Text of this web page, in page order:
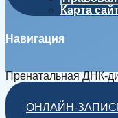
Карта
Навигация
Пренатальная ДНК-
ОНЛАЙН-